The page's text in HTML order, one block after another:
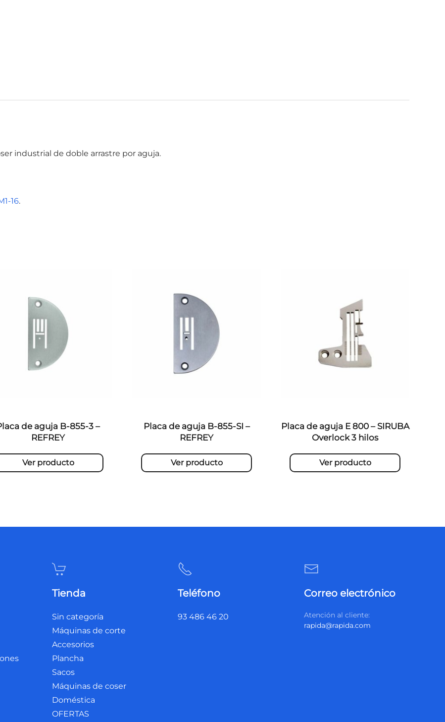
industrial de doble arrastre por aguja.
16.
de aguja B-855-3 –
REFREY
Ver producto
Placa de aguja B-855-SI –
REFREY
Ver producto
Placa de aguja E 800 – SIRUBA
Overlock 3 hilos
Ver producto
Tienda
Sin categoría
Máquinas de corte
Accesorios
Plancha
Sacos
Máquinas de coser
Doméstica
OFERTAS
Teléfono
93 486 46 20
Correo electrónico
Atención al cliente:
rapida@rapida.com